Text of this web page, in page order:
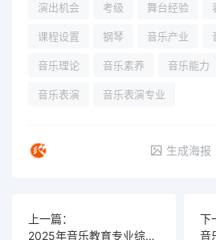
演出机会 考级 舞台经验
课程设置 钢琴 音乐产业
音乐理论 音乐素养 音乐能力
音乐表演 音乐表演专业
生成海报
上一篇：
2025年音乐教育专业综合类大学排名，助你找到理想的学习之地！
下